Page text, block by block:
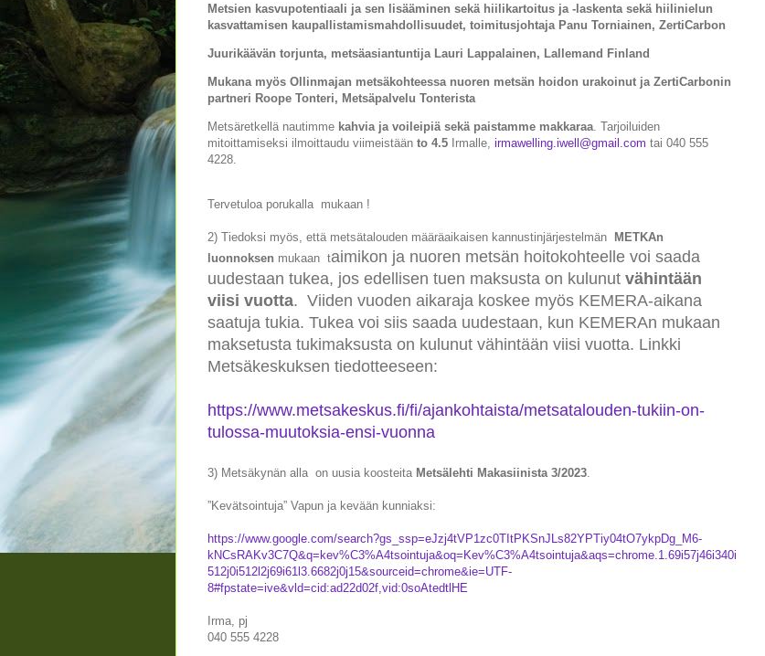
Metsien kasvupotentiaali ja sen lisääminen sekä hiilikartoitus ja -laskenta sekä hiilinielun
kasvattamisen kaupallistamismahdollisuudet, toimitusjohtaja Panu Torniainen, ZertiCarbon
Juurikäävän torjunta, metsäasiantuntija Lauri Lappalainen, Lallemand Finland
Mukana myös Ollinmajan metsäkohteessa nuoren metsän hoidon urakoinut ja ZertiCarbonin
partneri Roope Tonteri, Metsäpalvelu Tonterista
Metsäretkellä nautimme kahvia ja voileipiä sekä paistamme makkaraa . Tarjoiluiden
mitoittamiseksi ilmoittaudu viimeistään to 4.5 Irmalle, irmawelling.iwell@gmail.com tai 040 555
4228.
Tervetuloa porukalla mukaan !
2) Tiedoksi myös, että metsätalouden määräaikaisen kannustinjärjestelmän
METKAn
luonnoksen mukaan taimikon ja nuoren metsän hoitokohteelle voi saada
uudestaan tukea, jos edellisen tuen maksusta on kulunut vähintään
viisi vuotta. Viiden vuoden aikaraja koskee myös KEMERA-aikana
saatuja tukia. Tukea voi siis saada uudestaan, kun KEMERAn mukaan
maksetusta tukimaksusta on kulunut vähintään viisi vuotta. Linkki
Metsäkeskuksen tiedotteeseen:
https://www.metsakeskus.fi/fi/ajankohtaista/metsatalouden-tukiin-on-
tulossa-muutoksia-ensi-vuonna
3) Metsäkynän alla on uusia koosteita Metsälehti Makasiinista 3/2023
”Kevätsointuja” Vapun ja kevään kunniaksi:
https://www.google.com/search?gs_ssp=eJzj4tVP1zc0TItPKSnJLs82YPTiy04tO7ykpDg_M6-
kNCsRAKv3C7Q&q=kev%C3%A4tsointuja&oq=Kev%C3%A4tsointuja&aqs=chrome.1.69i57j46i340i
512j0i512l2j69i61l3.6682j0j15&sourceid=chrome&ie=UTF-
8#fpstate=ive&vld=cid:ad22d02f,vid:0soAtedtlHE
Irma, pj
040 555 4228